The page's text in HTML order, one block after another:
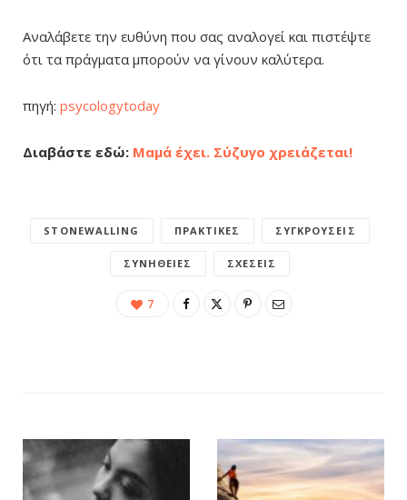
Αναλάβετε την ευθύνη που σας αναλογεί και πιστέψτε
ότι τα πράγματα μπορούν να γίνουν καλύτερα.
πηγή: psycologytoday
Διαβάστε εδώ: Μαμά έχει. Σύζυγο χρειάζεται!
STONEWALLING ΠΡΑΚΤΙΚΈΣ ΣΥΓΚΡΟΎΣΕΙΣ
ΣΥΝΉΘΕΙΕΣ ΣΧΈΣΕΙΣ
7